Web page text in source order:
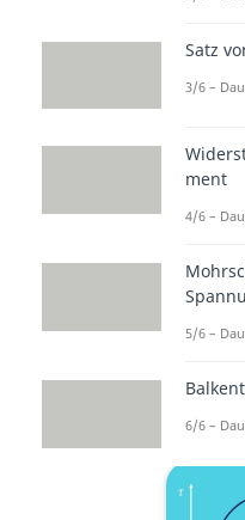
die
den
Wenn
bzw.
Der
Satz
3/6 –
ment
4/6 –
5/6 –
6/6 –